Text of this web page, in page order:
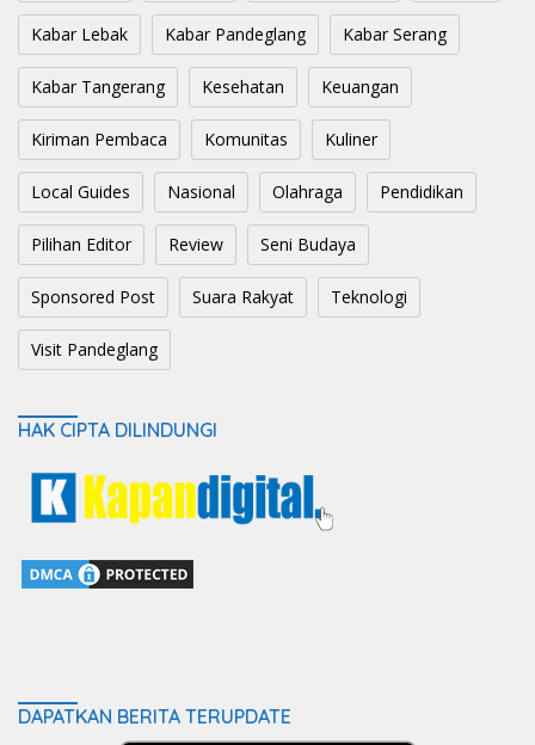
Kabar Lebak Kabar Pandeglang Kabar Serang
Kabar Tangerang Kesehatan Keuangan
Kiriman Pembaca Komunitas Kuliner
Local Guides Nasional Olahraga Pendidikan
Pilihan Editor Review Seni Budaya
Sponsored Post Suara Rakyat Teknologi
Visit Pandeglang
HAK CIPTA DILINDUNGI
DAPATKAN BERITA TERUPDATE